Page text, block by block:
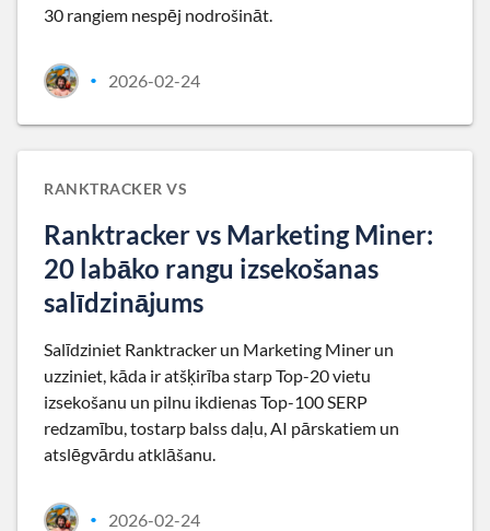
30 rangiem nespēj nodrošināt.
• 2026-02-24
RANKTRACKER VS
Ranktracker vs Marketing Miner:
20 labāko rangu izsekošanas
salīdzinājums
Salīdziniet Ranktracker un Marketing Miner un
uzziniet, kāda ir atšķirība starp Top-20 vietu
izsekošanu un pilnu ikdienas Top-100 SERP
redzamību, tostarp balss daļu, AI pārskatiem un
atslēgvārdu atklāšanu.
• 2026-02-24